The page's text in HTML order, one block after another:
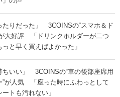
たりだった」 3COINSの“スマホ＆ド
大好評 「ドリンクホルダーが二つ
と早く買えばよかった」
ちいい」 3COINSの“車の後部座席用
”が人気 「座った時にふわっとして
トも汚れない」